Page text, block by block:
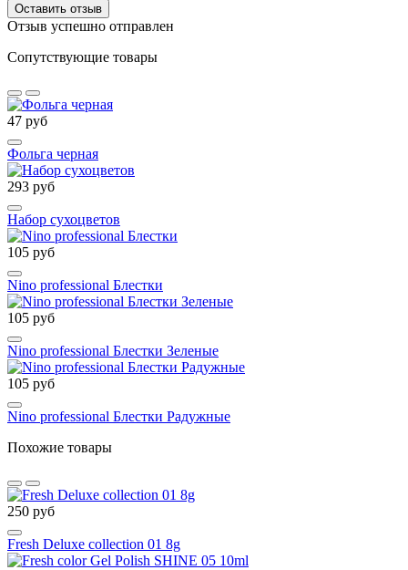
Оставить отзыв
Отзыв успешно отправлен
Сопутствующие товары
47 руб
Фольга черная
293 руб
Набор сухоцветов
105 руб
Nino professional Блестки
105 руб
Nino professional Блестки Зеленые
105 руб
Nino professional Блестки Радужные
Похожие товары
250 руб
Fresh Deluxe collection 01 8g